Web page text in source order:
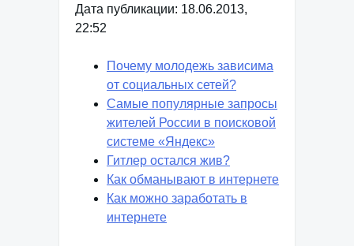
Дата публикации: 18.06.2013,
22:52
Почему молодежь зависима
от социальных сетей?
Самые популярные запросы
жителей России в поисковой
системе «Яндекс»
Гитлер остался жив?
Как обманывают в интернете
Как можно заработать в
интернете